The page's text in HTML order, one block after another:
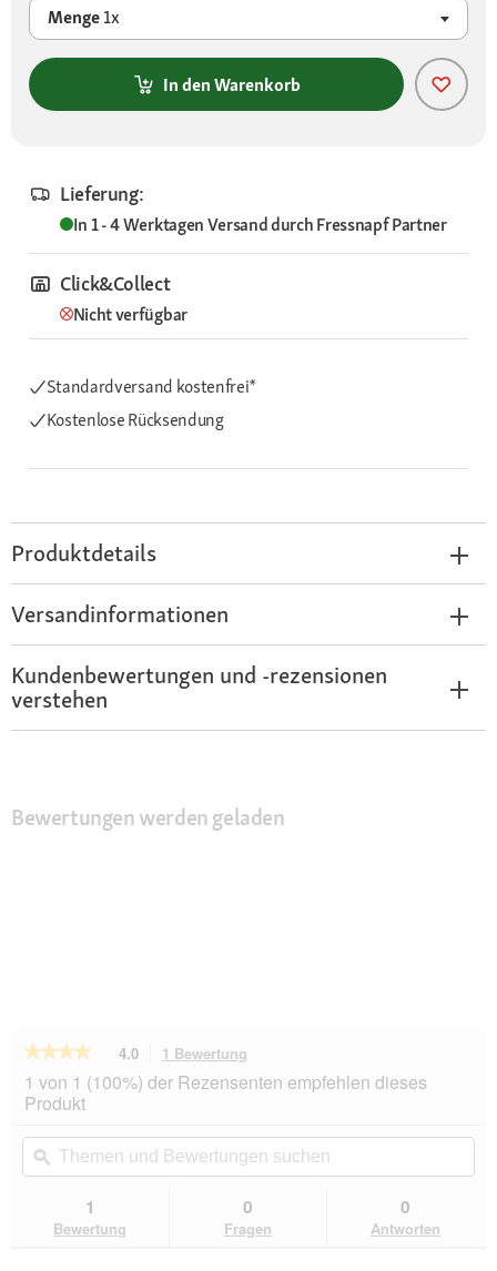
Menge1x
In den Warenkorb
Lieferung:
In 1 - 4 WerktagenVersand durchFressnapf Partner
Click&Collect
Nicht verfügbar
Standardversand kostenfrei*
Kostenlose Rücksendung
Produktdetails
Versandinformationen
Kundenbewertungen und -rezensionen
verstehen
Bewertungen werden geladen
★★★★★
★★★★★
von
5
lesen
für
Lumenglow™
High-
4.0 1 Bewertung
dieser
Aktion
du
zu
den
Bewertungen.
1 von 1 (100%) der Rezensenten empfehlen dieses
Produkt
Themen
und
Bewertungen
ϙ
1
Bewertung
0
Fragen
0
Antworten